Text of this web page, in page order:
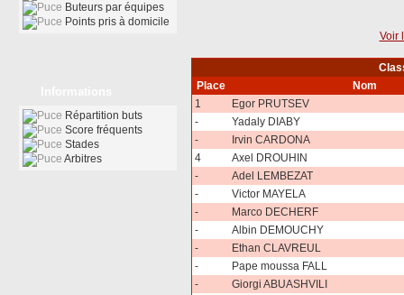
Voir
Place
Nom
1
Egor PRUTSEV
-
Yadaly DIABY
-
Irvin CARDONA
4
Axel DROUHIN
-
Adel LEMBEZAT
-
Victor MAYELA
-
Marco DECHERF
-
Albin DEMOUCHY
-
Ethan CLAVREUL
-
Pape moussa FALL
-
Giorgi ABUASHVILI
Buteurs par équipes
Points pris à domicile
Répartition buts
Score fréquents
Stades
Arbitres